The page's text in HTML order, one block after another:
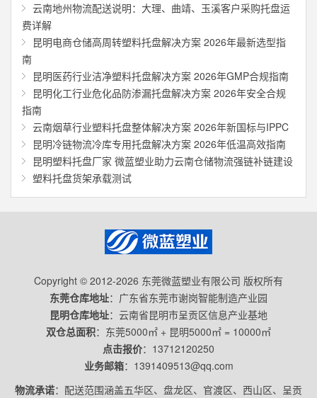
云南地州物流配送说明：大理、曲靖、玉溪客户采购托盘运
费详解
昆明电商仓储高周转塑料托盘解决方案 2026年最新选型指
南
昆明医药行业洁净塑料托盘解决方案 2026年GMP合规指南
昆明化工行业危化品防渗漏托盘解决方案 2026年安全合规
指南
云南烟草行业塑料托盘整体解决方案 2026年新国标与IPPC
昆明冷链物流冷库专用托盘解决方案 2026年低温高效指南
昆明塑料托盘厂家 微蓝塑业助力云南仓储物流强链补链建设
塑料托盘货架承载测试
Copyright © 2012-2026 东莞微蓝塑业有限公司 版权所有
东莞仓库地址：广东省东莞市谢岗智能制造产业园
昆明仓库地址：云南省昆明市呈贡区信息产业基地
双仓总面积：东莞5000㎡ + 昆明5000㎡ = 10000㎡
点击报价： 13712120250
业务邮箱： 1391409513@qq.com
物流承诺：配送范围涵盖五华区、盘龙区、官渡区、西山区、呈贡